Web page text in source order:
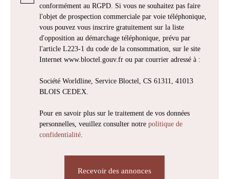
conformément au RGPD. Si vous ne souhaitez pas faire
l'objet de prospection commerciale par voie téléphonique,
vous pouvez vous inscrire gratuitement sur la liste
d'opposition au démarchage téléphonique, prévu par
l'article L223-1 du code de la consommation, sur le site
Internet www.bloctel.gouv.fr ou par courrier adressé à :
Société Worldline, Service Bloctel, CS 61311, 41013
BLOIS CEDEX.
Pour en savoir plus sur le traitement de vos données
personnelles, veuillez consulter notre politique de
confidentialité
Recevoir des annonces